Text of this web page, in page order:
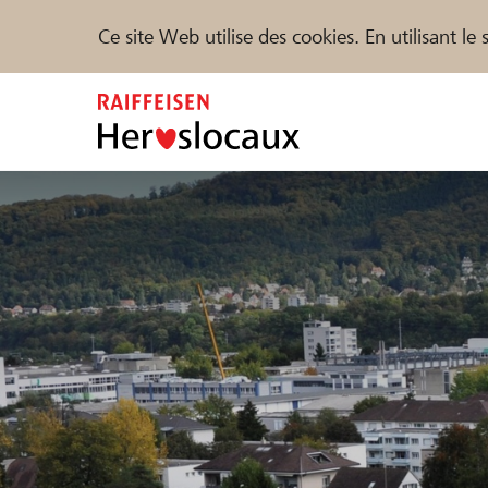
Ce site Web utilise des cookies. En utilisant
Parrainer Soutien & assistance
Trouvez des projets et des organisations
DE FR IT